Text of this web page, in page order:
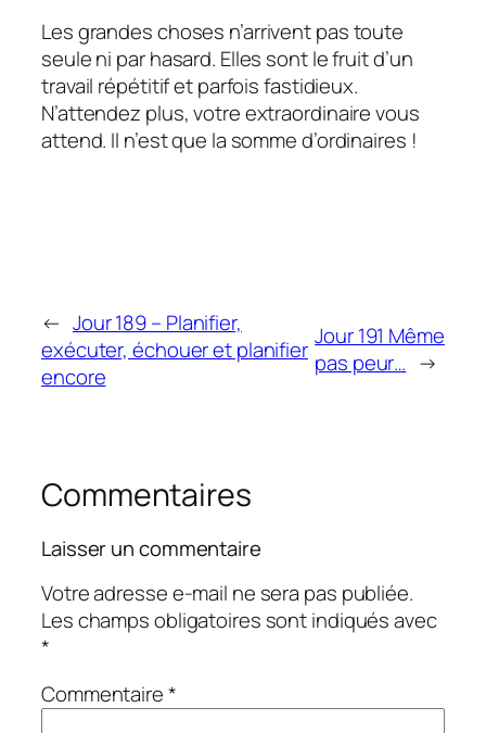
Les grandes choses n’arrivent pas toute
seule ni par hasard. Elles sont le fruit d’un
travail répétitif et parfois fastidieux.
N’attendez plus, votre extraordinaire vous
attend. Il n’est que la somme d’ordinaires !
← Jour 189 – Planifier,
exécuter, échouer et planifier
encore
Jour 191 Même
pas peur… →
Commentaires
Laisser un commentaire
Votre adresse e-mail ne sera pas publiée.
Les champs obligatoires sont indiqués avec
*
Commentaire*